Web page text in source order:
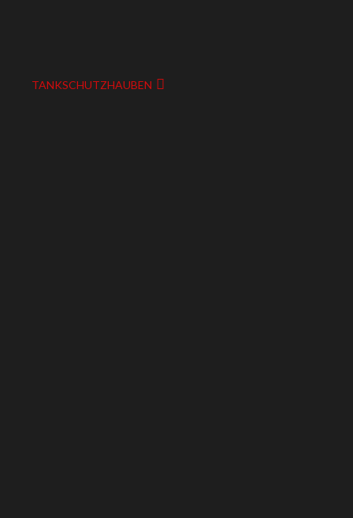
TANKSCHUTZHAUBEN